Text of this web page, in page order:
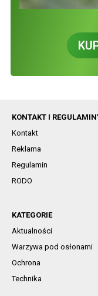
KONTAKT I
Kontakt
Reklama
Regulamin
RODO
KATEGORIE
Aktualności
Warzywa pod osłonami
Ochrona
Technika